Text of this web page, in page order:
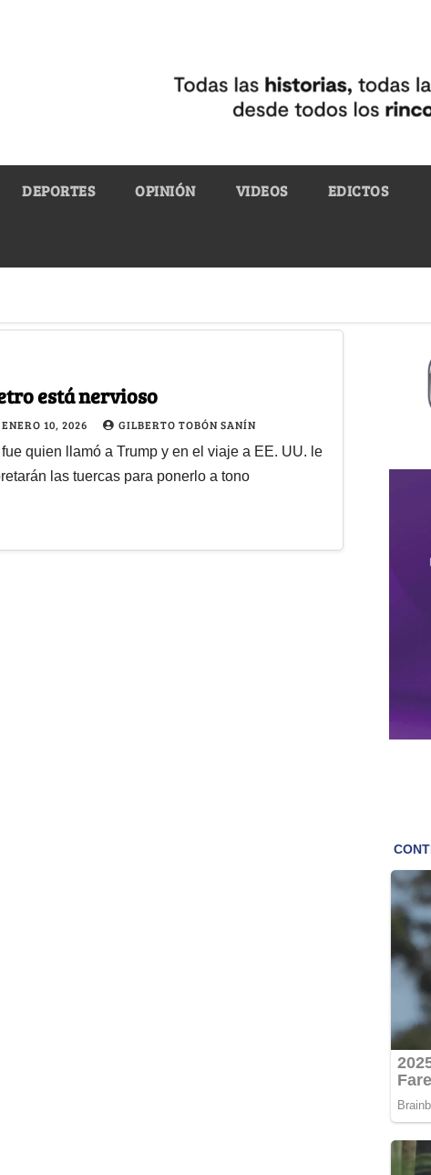
DEPORTES OPINIÓN VIDEOS EDICTOS
está nervioso
ENERO 10, 2026 GILBERTO TOBÓN SANÍN
fue quien llamó a Trump y en el viaje a EE. UU. le
las tuercas para ponerlo a tono